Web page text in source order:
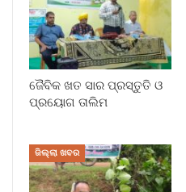
ଜୈବିକ ଖତ ସାର ପ୍ରସ୍ତୁତି ଓ
ପ୍ରୟୋଗ ତାଲିମ
ଜିଲ୍ଲା ଖବର